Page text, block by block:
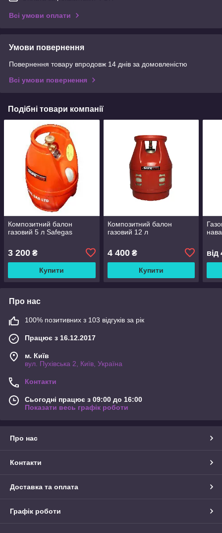
Всі умови оплати
Умови повернення
Повернення товару впродовж 14 днів за домовленістю
Всі умови повернення
Подібні товари компанії
Композитний балон
газовий 5 л Safegas
3 200 ₴
Купити
Композитний балон
газовий 12 л
4 400₴
Купити
від
Про нас
100% позитивних з 103 відгуків за рік
Працює з 16.12.2017
м. Київ
вул. Пухівська 2, Київ, Україна
Контакти
Сьогодні працює з 09:00 до 16:00
Показати весь графік роботи
Про нас
Контакти
Доставка та оплата
Графік роботи